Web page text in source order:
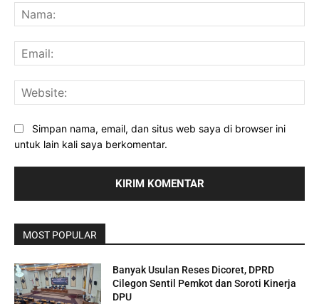
Simpan nama, email, dan situs web saya di browser ini
untuk lain kali saya berkomentar.
MOST POPULAR
Banyak Usulan Reses Dicoret, DPRD
Cilegon Sentil Pemkot dan Soroti Kinerja
DPU